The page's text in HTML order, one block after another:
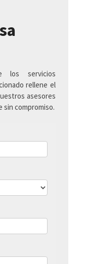
los servicios
rellene el
asesores
sin compromiso.